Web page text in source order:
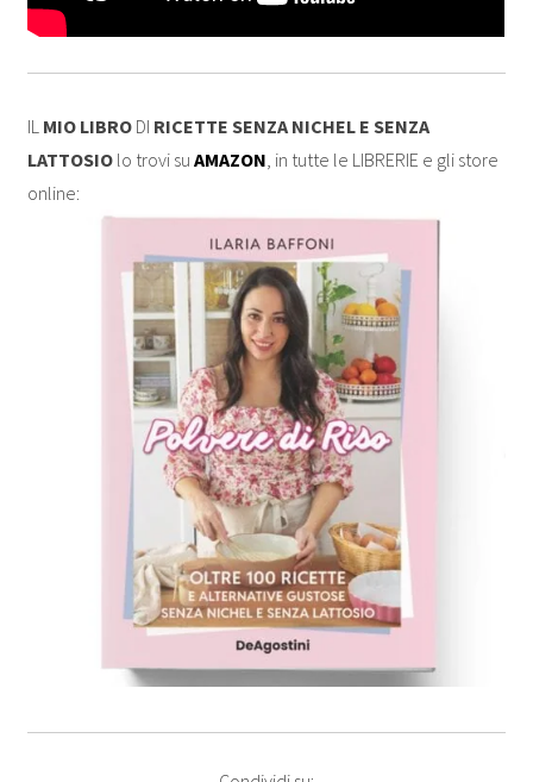
IL MIO LIBRO DI RICETTE SENZA NICHEL E SENZA
LATTOSIO lo trovi suAMAZON , in tutte le LIBRERIE e gli store
online: